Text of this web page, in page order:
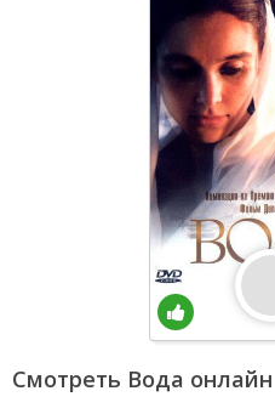
Смотреть Вода онлайн